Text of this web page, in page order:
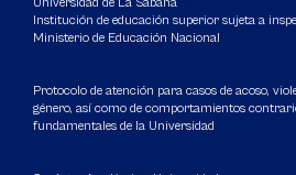
Institución de educación superior sujeta a
Ministerio de Educación Nacional
Protocolo de atención para casos de acoso,
género, así como de comportamientos
fundamentales de la Universidad